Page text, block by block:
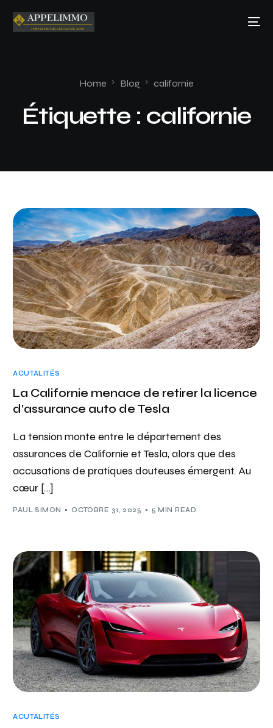
Home Blog californie
Étiquette : californie
ACUTALITÉS
La Californie menace de retirer la licence
d’assurance auto de Tesla
La tension monte entre le département des
assurances de Californie et Tesla, alors que des
accusations de pratiques douteuses émergent. Au
cœur […]
PAUL SIMON OCTOBRE 31, 2025 5 MIN READ
ACUTALITÉS